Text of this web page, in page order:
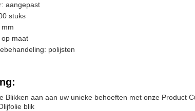
aangepast
stuks
maat
polijsten
Blikken aan aan uw unieke behoeften met onze Product
blik